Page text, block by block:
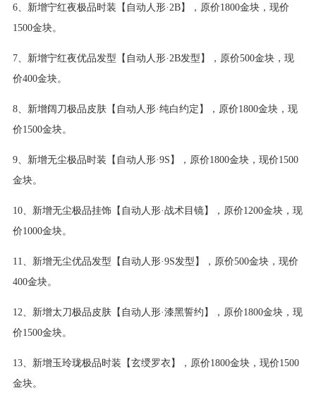
6、新增宁红夜极品时装【自动人形·2B】，原价1800金块，现价
1500金块。
7、新增宁红夜优品发型【自动人形·2B发型】，原价500金块，现
价400金块。
8、新增阔刀极品皮肤【自动人形·纯白约定】，原价1800金块，现
价1500金块。
9、新增无尘极品时装【自动人形·9S】，原价1800金块，现价1500
金块。
10、新增无尘极品挂饰【自动人形·战术目镜】，原价1200金块，现
价1000金块。
11、新增无尘优品发型【自动人形·9S发型】，原价500金块，现价
400金块。
12、新增太刀极品皮肤【自动人形·漆黑誓约】，原价1800金块，现
价1500金块。
13、新增玉玲珑极品时装【玄绶罗衣】，原价1800金块，现价1500
金块。